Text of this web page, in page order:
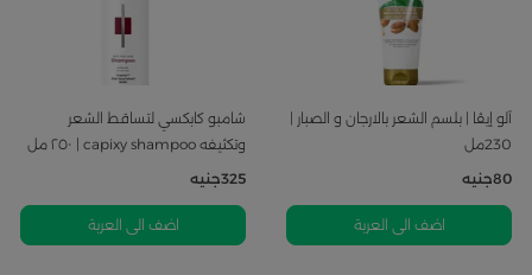
آلو إيڤا | بلسم الشعر بالارجان و الصبار |
230مل
80جنيه
اضف الى العربة
شامبو كابكسي لتساقط الشعر
وتكثيفه capixy shampoo | ٢٥٠ مل
325جنيه
اضف الى العربة